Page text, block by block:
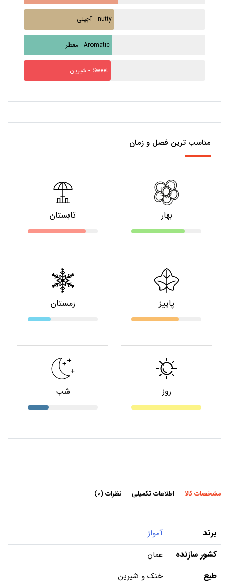
آجیلی - nutty
معطر - Aromatic
شیرین - Sweet
مناسب ترین فصل و زمان
بهار تابستان
پاییز زمستان
روز شب
مشخصات کالا اطلاعات تکمیلی نظرات (0)
برند آمواژ
کشور سازنده عمان
طبع خنک و شیرین